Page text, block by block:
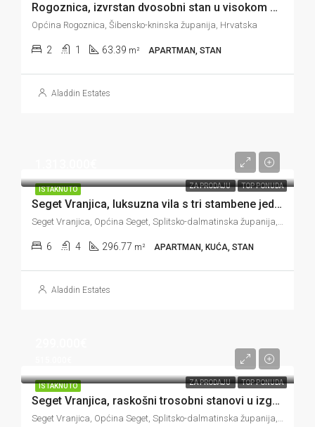
Rogoznica, izvrstan dvosobni stan u visokom prizemlju, 60 m od mora, 63 m2
Općina Rogoznica, Šibensko-kninska županija, Hrvatska
2 1 63.39 m² APARTMAN, STAN
Aladdin Estates
ISTAKNUTO ZA PRODAJU TOP PONUDA
Seget Vranjica, luksuzna vila s tri stambene jedinice u prvom redu do mora, 296 m2
Seget Vranjica, Općina Seget, Splitsko-dalmatinska županija, Hrvatska
6 4 296.77 m² APARTMAN, KUĆA, STAN
Aladdin Estates
ISTAKNUTO ZA PRODAJU TOP PONUDA
Seget Vranjica, raskošni trosobni stanovi u izgradnji, vrt, pogled na more, 110-172 m2
Seget Vranjica, Općina Seget, Splitsko-dalmatinska županija, Hrvatska